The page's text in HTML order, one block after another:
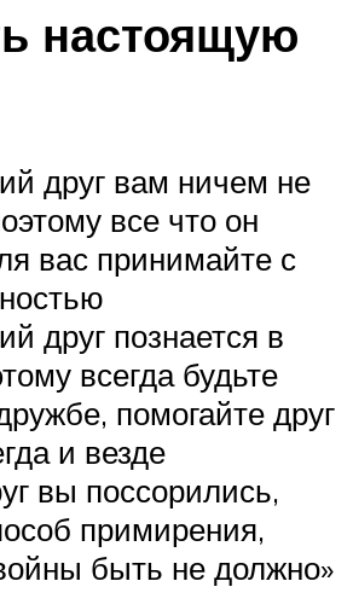
настоящую
друг вам ничем не
все что он
вас принимайте с
друг познается в
всегда будьте
помогайте друг
и везде
вы поссорились,
примирения,
быть не должно»